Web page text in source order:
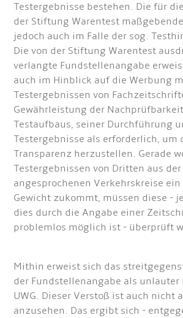
Testergebnisse bestehen. Die für
der Stiftung Warentest
jedoch auch im Falle der sog.
Die von der Stiftung Warentest
verlangte Fundstellenangabe
auch im Hinblick auf die Werbung
Testergebnissen von
Gewährleistung der
Testaufbaus, seiner Durchführung
Testergebnisse als erforderlich, um
Transparenz herzustellen. Gerade
Testergebnissen von Dritten aus
angesprochenen Verkehrskreise ein
Gewicht zukommt, müssen diese -
dies durch die Angabe einer
problemlos möglich ist - überprüft
Mithin erweist sich das
der Fundstellenangabe als unlauter
UWG. Dieser Verstoß ist auch nicht
anzusehen. Das ergibt sich -